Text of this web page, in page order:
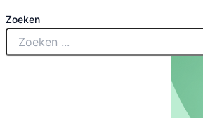
Zoeken